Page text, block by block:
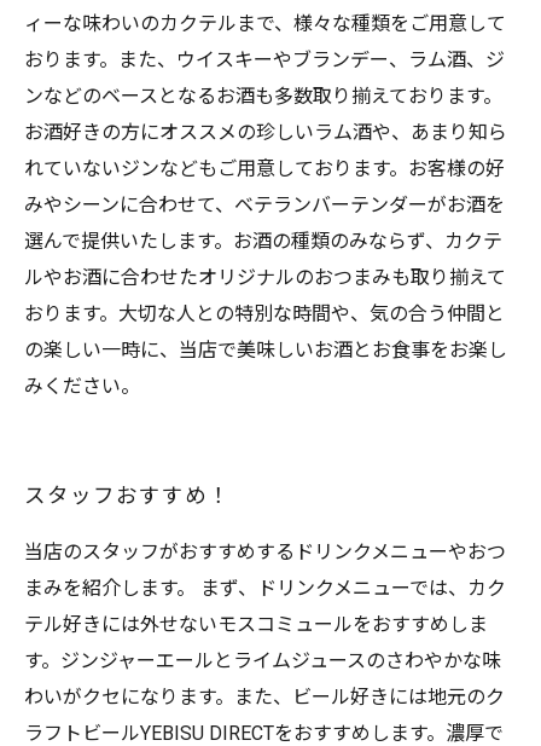
ィーな味わいのカクテルまで、様々な種類をご用意して
おります。また、ウイスキーやブランデー、ラム酒、ジ
ンなどのベースとなるお酒も多数取り揃えております。
お酒好きの方にオススメの珍しいラム酒や、あまり知ら
れていないジンなどもご用意しております。お客様の好
みやシーンに合わせて、ベテランバーテンダーがお酒を
選んで提供いたします。お酒の種類のみならず、カクテ
ルやお酒に合わせたオリジナルのおつまみも取り揃えて
おります。大切な人との特別な時間や、気の合う仲間と
の楽しい一時に、当店で美味しいお酒とお食事をお楽し
みください。
スタッフおすすめ！
当店のスタッフがおすすめするドリンクメニューやおつ
まみを紹介します。 まず、ドリンクメニューでは、カク
テル好きには外せないモスコミュールをおすすめしま
す。ジンジャーエールとライムジュースのさわやかな味
わいがクセになります。また、ビール好きには地元のク
ラフトビールYEBISU DIRECTをおすすめします。濃厚で